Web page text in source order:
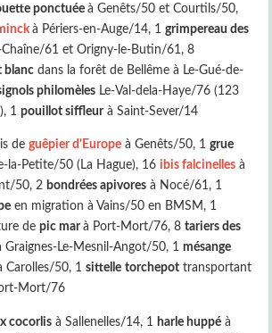
ponctuéeà Genêts/50 et Courtils/50,
à Périers-en-Auge/14, 1grimpereau des
Chaîne/61 et Origny-le-Butin/61, 8
blanc dans la forêt de Bellême à Le-Gué-de-
philomèles Le-Val-dela-Haye/76 (123
1pouillot siffleurà Saint-Sever/14
deguêpier d'Europe à Genêts/50, 1grue
la-Petite/50 (La Hague), 16ibis falcinelles à
50, 2 bondrées apivores à Nocé/61, 1
en migration à Vains/50 en BMSM, 1
depic marà Port-Mort/76, 8tariers des
Graignes-Le-Mesnil-Angot/50, 1mésange
Carolles/50, 1sittelle torchepot transportant
Mort/76
cocorlis à Sallenelles/14, 1 harle huppé à